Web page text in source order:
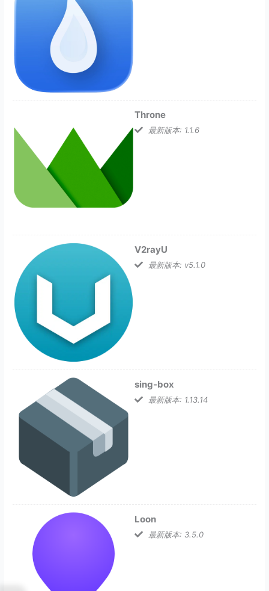
Throne
最新版本: 1.1.6
V2rayU
最新版本: v5.1.0
sing-box
最新版本: 1.13.14
Loon
最新版本: 3.5.0